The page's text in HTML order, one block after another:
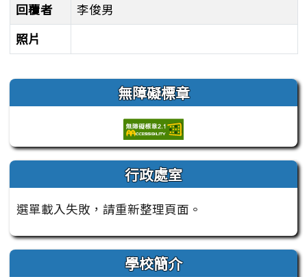
回覆者
李俊男
照片
左邊區域內容 無障礙標章
行政處室
選單載入失敗，請重新整理頁面。
學校簡介